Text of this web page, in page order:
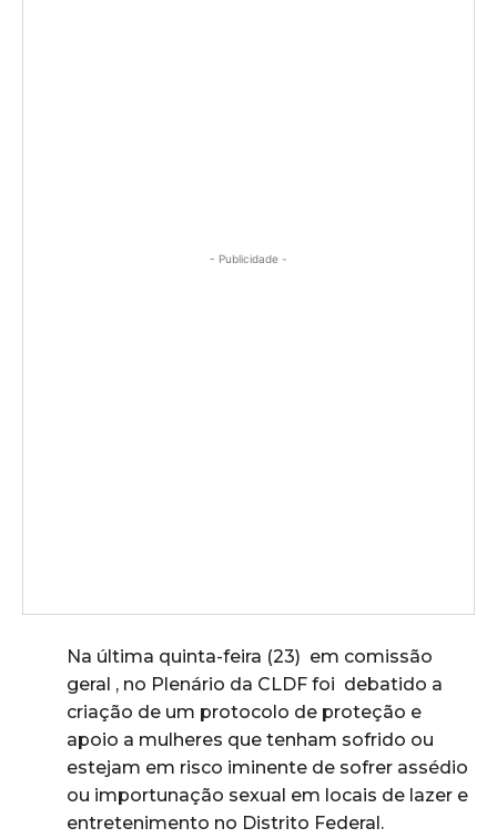
- Publicidade -
Na última quinta-feira (23) em comissão
geral , no Plenário da CLDF foi debatido a
criação de um protocolo de proteção e
apoio a mulheres que tenham sofrido ou
estejam em risco iminente de sofrer assédio
ou importunação sexual em locais de lazer e
entretenimento no Distrito Federal.